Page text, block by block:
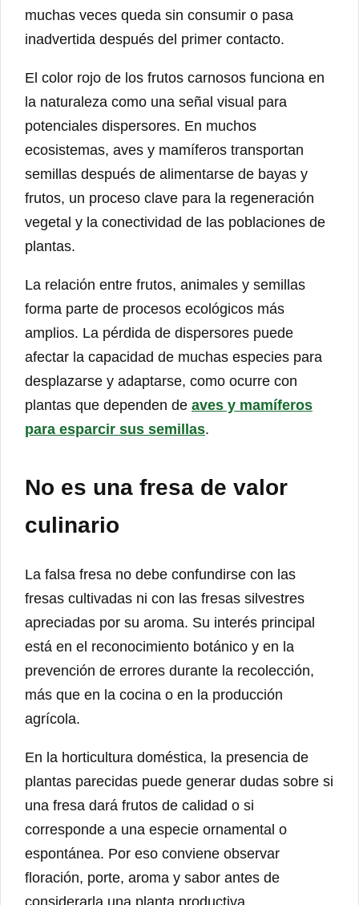
muchas veces queda sin consumir o pasa
inadvertida después del primer contacto.
El color rojo de los frutos carnosos funciona en
la naturaleza como una señal visual para
potenciales dispersores. En muchos
ecosistemas, aves y mamíferos transportan
semillas después de alimentarse de bayas y
frutos, un proceso clave para la regeneración
vegetal y la conectividad de las poblaciones de
plantas.
La relación entre frutos, animales y semillas
forma parte de procesos ecológicos más
amplios. La pérdida de dispersores puede
afectar la capacidad de muchas especies para
desplazarse y adaptarse, como ocurre con
plantas que dependen de aves y mamíferos
para esparcir sus semillas.
No es una fresa de valor
culinario
La falsa fresa no debe confundirse con las
fresas cultivadas ni con las fresas silvestres
apreciadas por su aroma. Su interés principal
está en el reconocimiento botánico y en la
prevención de errores durante la recolección,
más que en la cocina o en la producción
agrícola.
En la horticultura doméstica, la presencia de
plantas parecidas puede generar dudas sobre si
una fresa dará frutos de calidad o si
corresponde a una especie ornamental o
espontánea. Por eso conviene observar
floración, porte, aroma y sabor antes de
considerarla una planta productiva.